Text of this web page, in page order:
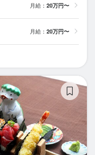
月給： 20万円〜
月給： 20万円〜